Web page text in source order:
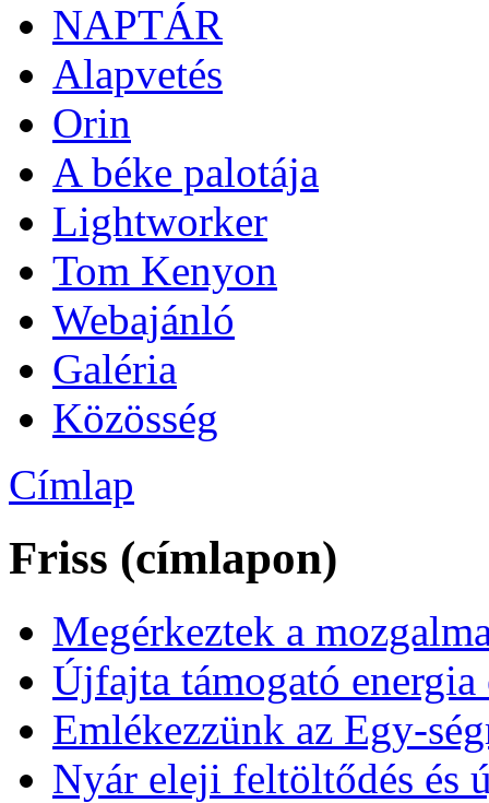
NAPTÁR
Alapvetés
Orin
A béke palotája
Lightworker
Tom Kenyon
Webajánló
Galéria
Közösség
Címlap
Friss (címlapon)
Megérkeztek a
Újfajta támogató
Emlékezzünk az Egy-
Nyár eleji feltöltődés és